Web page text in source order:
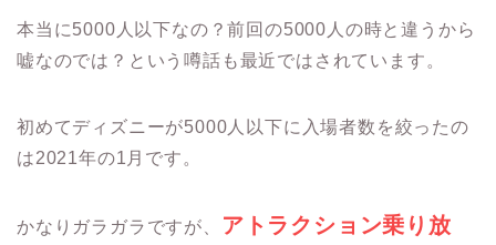
本当に5000人以下なの？前回の5000人の時と違うから
嘘なのでは？という噂話も最近ではされています。
初めてディズニーが5000人以下に入場者数を絞ったの
は2021年の1月です。
かなりガラガラですが、
アトラクション乗り放